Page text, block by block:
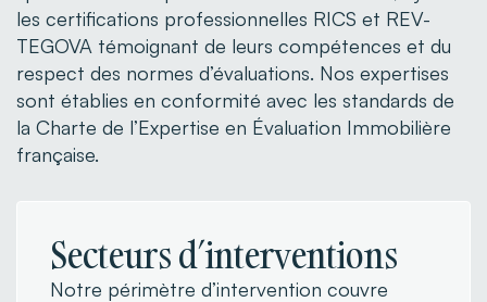
les certifications professionnelles RICS et REV-
TEGOVA témoignant de leurs compétences et du
respect des normes d’évaluations. Nos expertises
sont établies en conformité avec les standards de
la Charte de l’Expertise en Évaluation Immobilière
française.
Secteurs d’interventions
Notre périmètre d’intervention couvre